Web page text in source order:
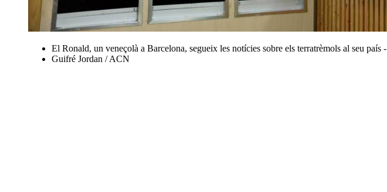
El Ronald, un veneçolà a Barcelona, segueix les notícies sobre els terratrèmols al seu país -
Guifré Jordan / ACN